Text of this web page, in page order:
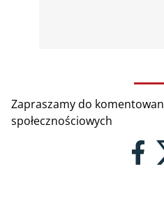
Zapraszamy do
społecznościowych